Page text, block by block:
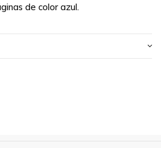
de color azul.